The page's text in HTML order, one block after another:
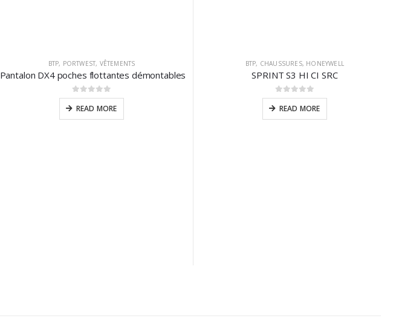
BTP, PORTWEST, VÊTEMENTS
Pantalon DX4 poches flottantes démontables
0sur 5
READ MORE
BTP, CHAUSSURES, HONEYWELL
SPRINT S3 HI CI SRC​
0sur 5
READ MORE